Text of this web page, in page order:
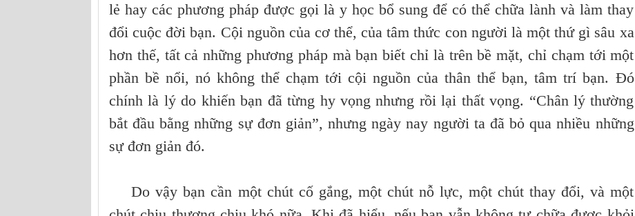
lẻ hay các phương pháp được gọi là y học bổ sung để có thể chữa lành và làm thay
đổi cuộc đời bạn. Cội nguồn của cơ thể, của tâm thức con người là một thứ gì sâu xa
hơn thế, tất cả những phương pháp mà bạn biết chỉ là trên bề mặt, chỉ chạm tới một
phần bề nổi, nó không thể chạm tới cội nguồn của thân thể bạn, tâm trí bạn. Đó
chính là lý do khiến bạn đã từng hy vọng nhưng rồi lại thất vọng. “Chân lý thường
bắt đầu bằng những sự đơn giản”, nhưng ngày nay người ta đã bỏ qua nhiều những
sự đơn giản đó.
Do vậy bạn cần một chút cố gắng, một chút nỗ lực, một chút thay đổi, và một